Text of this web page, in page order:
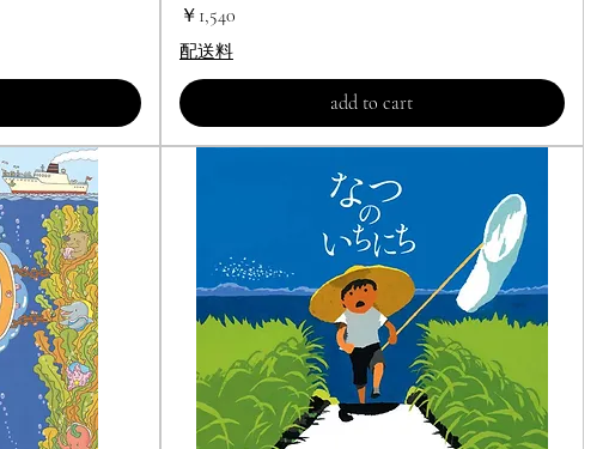
価格
￥1,540
配送料
add to cart